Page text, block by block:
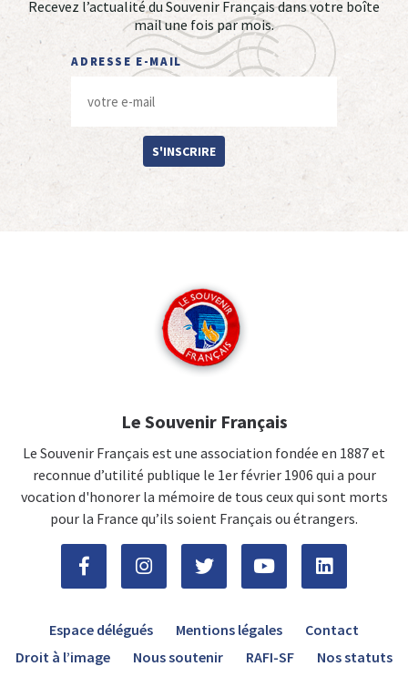
Recevez l’actualité du Souvenir Français dans votre boîte
mail une fois par mois.
ADRESSE E-MAIL
S'INSCRIRE
Le Souvenir Français
Le Souvenir Français est une association fondée en 1887 et
reconnue d’utilité publique le 1er février 1906 qui a pour
vocation d'honorer la mémoire de tous ceux qui sont morts
pour la France qu’ils soient Français ou étrangers.
Espace délégués Mentions légales
Contact
Droit à l’image
Nous soutenir RAFI-SF Nos statuts